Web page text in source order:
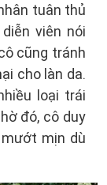
tuân thủ
viên nói
cũng tránh
cho làn da.
loại trái
đó, cô duy
mịn dù